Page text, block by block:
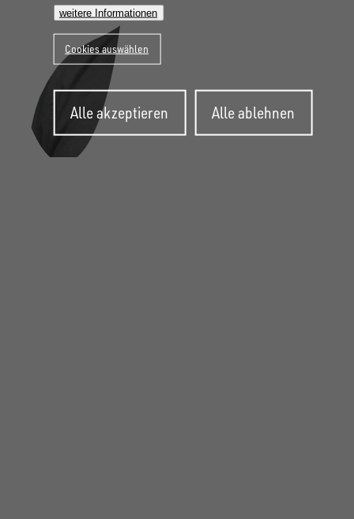
weitere Informationen
Cookies auswählen
Alle akzeptieren
zurückziehen
Alle ablehnen